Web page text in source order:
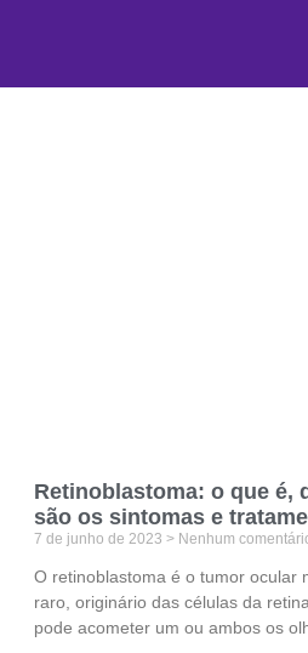
olhos
Retinoblastoma: o que é,
são os sintomas e
7 de junho de 2023 Nenhum
O retinoblastoma é o tumor ocular
raro, originário das células da
pode acometer um ou ambos os